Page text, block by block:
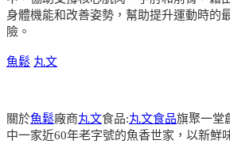
身體機能和改善姿勢，幫助提升運動時的
險。
魚鬆 丸文
關於魚鬆廠商丸文食品:丸文食品旗聚一堂
中一家近60年老字號的魚香世家，以新鮮